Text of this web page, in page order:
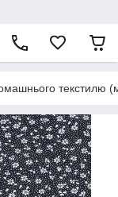
текстилю